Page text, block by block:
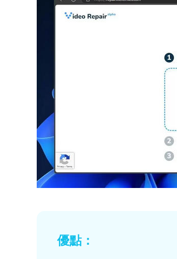
優點：